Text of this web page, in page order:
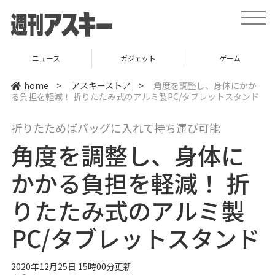
t
o
v
i
ニュース ガジェット ゲーム
home > アスキーストア >
角度を調整し、身体にかか
る負担を軽減！ 折りたたみ式のアルミ製PC/タブレットスタンド
折りたためばバッグに入れて持ち運び可能
角度を調整し、身体に
かかる負担を軽減！ 折
りたたみ式のアルミ製
PC/タブレットスタンド
2020年12月25日 15時00分更新